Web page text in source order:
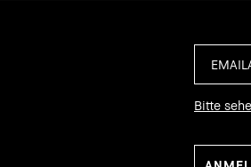
Bitte